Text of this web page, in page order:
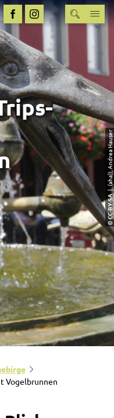
©
CC-BY-SA
| (aha)), Andrea Hauser
Vogelbrunnen